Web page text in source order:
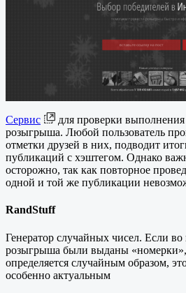
Сервис
для проверки
розыгрыша. Любой пользователь
отметки друзей в них, подводит
публикаций с хэштегом. Однако
осторожно, так как повторное
одной и той же публикации
RandStuff
Генератор случайных чисел. Если
розыгрыша были выданы «номерки»,
определяется случайным образом,
особенно актуальным